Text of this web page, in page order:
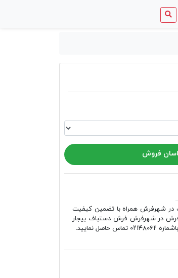
فروش
شهرفرش همراه با تضمین کیفیت
فرش در شهرفرش فرش دستباف بیجار